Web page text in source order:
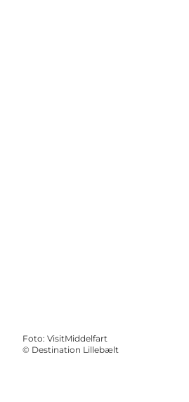
Foto: VisitMiddelfart
© Destination Lillebælt